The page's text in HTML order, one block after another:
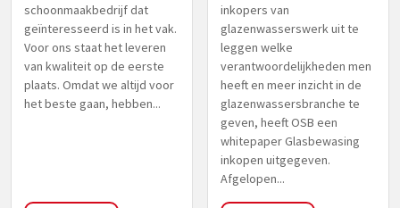
schoonmaakbedrijf dat
geïnteresseerd is in het vak.
Voor ons staat het leveren
van kwaliteit op de eerste
plaats. Omdat we altijd voor
het beste gaan, hebben...
inkopers van
glazenwasserswerk uit te
leggen welke
verantwoordelijkheden men
heeft en meer inzicht in de
glazenwassersbranche te
geven, heeft OSB een
whitepaper Glasbewasing
inkopen uitgegeven.
Afgelopen...